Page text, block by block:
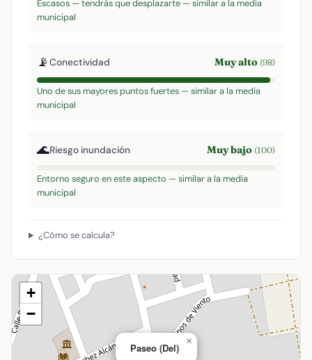
Escasos — tendrás que desplazarte — similar a la media
municipal
📡Conectividad Muy alto (98)
Uno de sus mayores puntos fuertes — similar a la media
municipal
🌊Riesgo inundación Muy bajo (100)
Entorno seguro en este aspecto — similar a la media
municipal
¿Cómo se calcula?
Paseo (Del)
×
+
−